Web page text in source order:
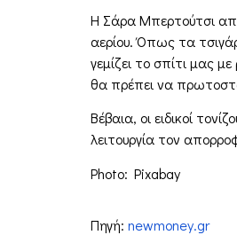
Η Σάρα Μπερτούτσι
αερίου. Όπως τα
γεμίζει το σπίτι μας
θα πρέπει να
Βέβαια, οι ειδικοί
λειτουργία τον
Photo: Pixabay
Πηγή: newmoney.gr